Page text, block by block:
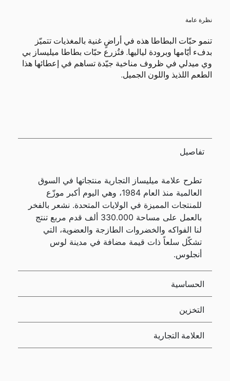
نظرة عامة
تنمو حبّات البطاطا هذه في أراضٍ غنية بالمغذيات تتميّز
بدفء أيّامها وبرودة لياليها. فتُزرع حبّات بطاطا ميليساز بي
وي ميدلي في ظروف مناخية جيّدة تساهم في إعطائها هذا
الطعم اللذيذ واللون الجميل.
تفاصيل
تطرح علامة ميليساز التجارية منتجاتها في السوق
العالمية منذ العام 1984، وهي اليوم أكبر موزّع
للمنتجات المميزة في الولايات المتحدة. نشعر بالفخر
بالعمل على مساحة 330.000 ألف قدم مربع تنتج
لنا الفواكه والخضروات الطازجة والعضوية، التي
تشكّل سلعاً ذات قيمة مضافة في مدينة لوس
أنجلوس.
الحساسية
التخزين
العلامة التجارية